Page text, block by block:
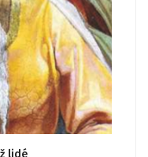
lidé